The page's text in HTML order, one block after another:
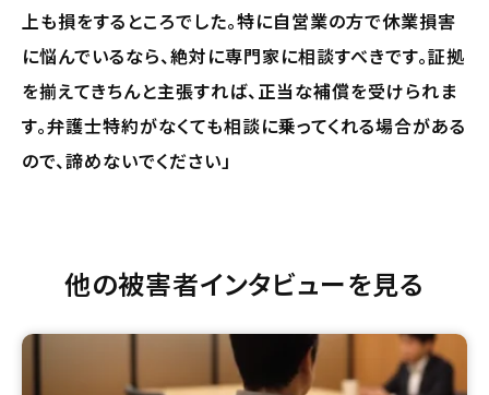
上も損をするところでした。特に自営業の方で休業損害
に悩んでいるなら、絶対に専門家に相談すべきです。証拠
を揃えてきちんと主張すれば、正当な補償を受けられま
す。弁護士特約がなくても相談に乗ってくれる場合がある
ので、諦めないでください」
他の被害者インタビューを見る